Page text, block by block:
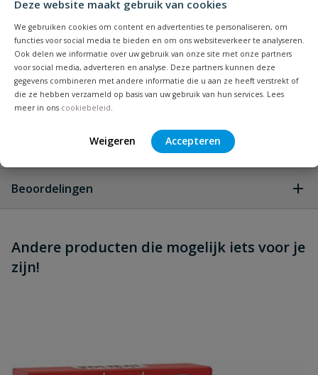
Deze website maakt gebruik van cookies
We gebruiken cookies om content en advertenties te personaliseren, om
functies voor social media te bieden en om ons websiteverkeer te analyseren.
Ook delen we informatie over uw gebruik van onze site met onze partners
voor social media, adverteren en analyse. Deze partners kunnen deze
gegevens combineren met andere informatie die u aan ze heeft verstrekt of
die ze hebben verzameld op basis van uw gebruik van hun services. Lees
meer in ons cookiebeleid.
Weigeren Accepteren
Specificaties
Type aansluiting binnendraad
Materiaal messing
Vraag en antwoord
dit product?
vraag
Beoordelingen
Schrijf zelf een beoordeling
Je beoordeelt:
Andere producten die mogelijk iets voor je
zijn!